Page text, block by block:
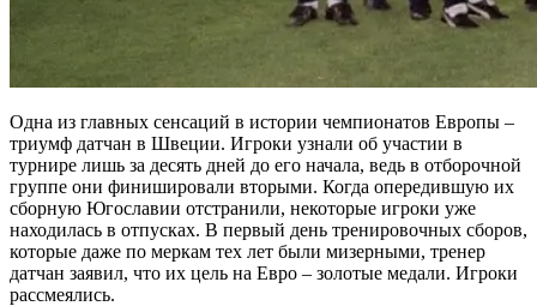
Одна из главных сенсаций в истории чемпионатов Европы –
триумф датчан в Швеции. Игроки узнали об участии в
турнире лишь за десять дней до его начала, ведь в отборочной
группе они финишировали вторыми. Когда опередившую их
сборную Югославии отстранили, некоторые игроки уже
находилась в отпусках. В первый день тренировочных сборов,
которые даже по меркам тех лет были мизерными, тренер
датчан заявил, что их цель на Евро – золотые медали. Игроки
рассмеялись.